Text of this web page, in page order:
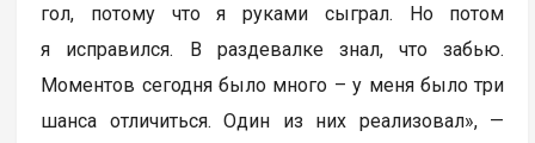
гол, потому что я руками сыграл. Но потом
я исправился. В раздевалке знал, что забью.
Моментов сегодня было много – у меня было три
шанса отличиться. Один из них реализовал», —